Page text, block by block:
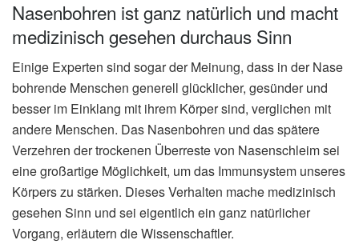
Nasenbohren ist ganz natürlich und macht
medizinisch gesehen durchaus Sinn
Einige Experten sind sogar der Meinung, dass in der Nase
bohrende Menschen generell glücklicher, gesünder und
besser im Einklang mit ihrem Körper sind, verglichen mit
andere Menschen. Das Nasenbohren und das spätere
Verzehren der trockenen Überreste von Nasenschleim sei
eine großartige Möglichkeit, um das Immunsystem unseres
Körpers zu stärken. Dieses Verhalten mache medizinisch
gesehen Sinn und sei eigentlich ein ganz natürlicher
Vorgang, erläutern die Wissenschaftler.